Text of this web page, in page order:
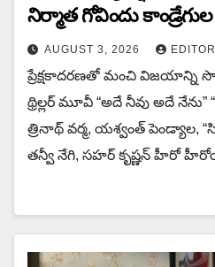
నిర్మాత గోవిందు కాండ్రేగుల
AUGUST 3, 2026 EDITOR
ప్రేక్షకాదరణతో మంచి విజయాన్ని
థ్రిల్లర్ మూవీ “అదే నీవు అదే నేను”
త్రినాథ్ వర్మ, యశ్వంత్ పెండ్యాల,
తన్వీ నేగి, సహర్ కృష్ణన్ హీరో